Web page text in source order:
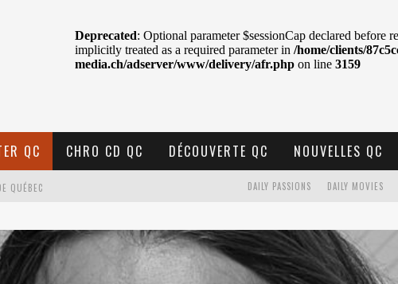
QC CHRO CD QC DÉCOUVERTE QC NOUVELLES QC
: SAME OR SEPARATE WAYS?
MUSIQUE
DAILY MOVIES
DAILY PASSIONS